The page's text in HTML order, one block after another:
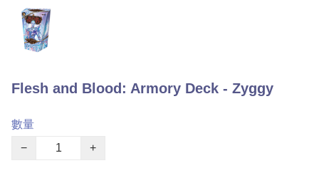
Flesh and Blood: Armory Deck - Zyggy
數量
−
+